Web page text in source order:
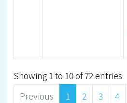
Showing 1 to 10 of 72 entries
Previous
1 2 3 4